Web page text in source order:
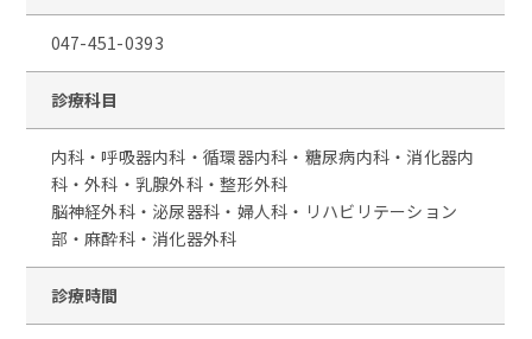
047-451-0393
診療科目
内科・呼吸器内科・循環器内科・糖尿病内科・消化器内
科・外科・乳腺外科・整形外科
脳神経外科・泌尿器科・婦人科・リハビリテーション
部・麻酔科・消化器外科
診療時間